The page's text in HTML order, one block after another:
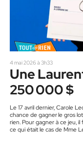
4 mai 2026 à 3h33
Une
250 000 $
Le 17 avril dernier, Carole
chance de gagner le gros
rien. Pour gagner à ce jeu,
ce qui était le cas de Mme